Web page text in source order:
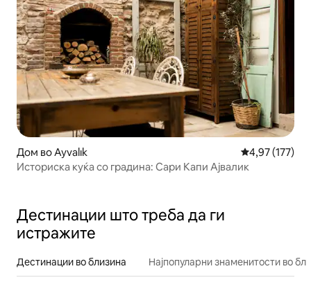
Дом во Ayvalık Просечна
4,97 (177)
Историска куќа со градина: Сари Капи Ајвалик
Дестинации што треба да ги
истражите
Дестинации во близина Најпопуларни знаменитости во